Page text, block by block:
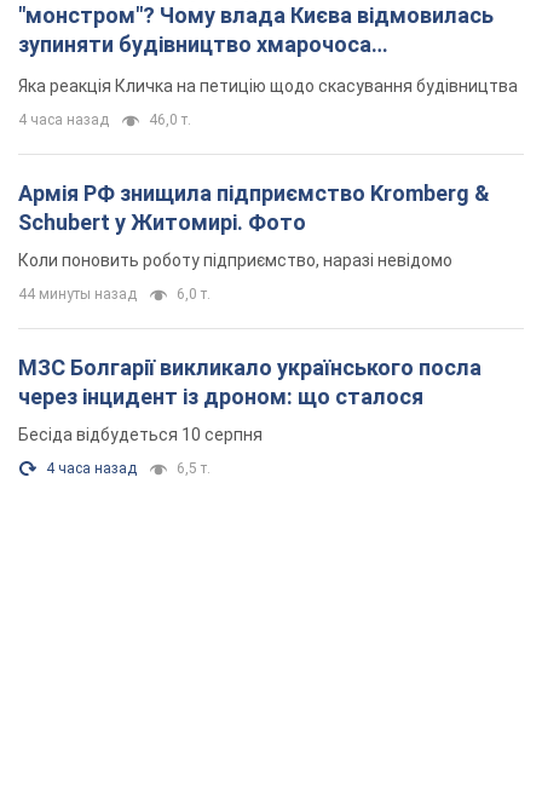
"монстром"? Чому влада Києва відмовилась
зупиняти будівництво хмарочоса
"московського вірянина"
Яка реакція Кличка на петицію щодо скасування будівництва
4 часа назад 46,0 т.
Армія РФ знищила підприємство Kromberg &
Schubert у Житомирі. Фото
Коли поновить роботу підприємство, наразі невідомо
44 минуты назад 6,0 т.
МЗС Болгарії викликало українського посла
через інцидент із дроном: що сталося
Бесіда відбудеться 10 серпня
4 часа назад 6,5 т.